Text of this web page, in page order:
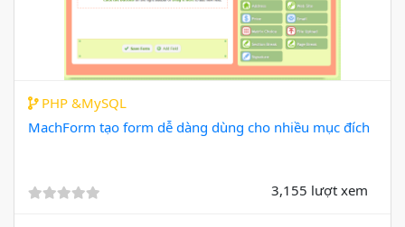
PHP &MySQL
MachForm tạo form dễ dàng dùng cho nhiều mục đích
3,155 lượt xem